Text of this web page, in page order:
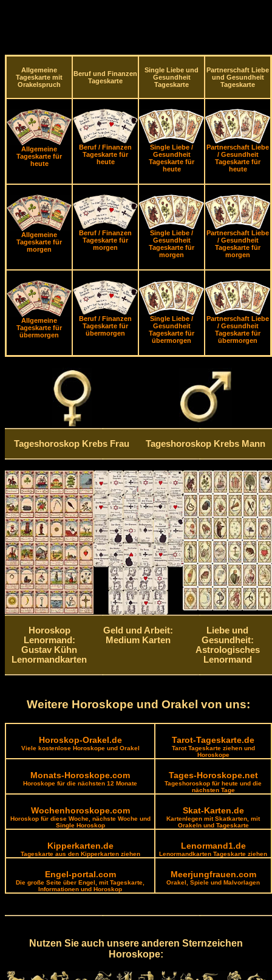
Allgemeine
Tageskarte mit
Orakelspruch
Beruf und Finanzen
Tageskarte
Single Liebe und
Gesundheit
Tageskarte
Partnerschaft Liebe
und Gesundheit
Tageskarte
Allgemeine
Tageskarte für
heute
Beruf / Finanzen
Tageskarte für
heute
Single Liebe /
Gesundheit
Tageskarte für
heute
Partnerschaft Liebe
/ Gesundheit
Tageskarte für
heute
Allgemeine
Tageskarte für
morgen
Beruf / Finanzen
Tageskarte für
morgen
Single Liebe /
Gesundheit
Tageskarte für
morgen
Partnerschaft Liebe
/ Gesundheit
Tageskarte für
morgen
Allgemeine
Tageskarte für
übermorgen
Beruf / Finanzen
Tageskarte für
übermorgen
Single Liebe /
Gesundheit
Tageskarte für
übermorgen
Partnerschaft Liebe
/ Gesundheit
Tageskarte für
übermorgen
Tageshoroskop Krebs Frau Tageshoroskop Krebs Mann
Horoskop
Lenormand:
Gustav Kühn
Lenormandkarten
Geld und Arbeit:
Medium Karten
Liebe und
Gesundheit:
Astrologisches
Lenormand
Weitere Horoskope und Orakel von uns:
Horoskop-Orakel.de
Viele kostenlose Horoskope und Orakel
Tarot-Tageskarte.de
Tarot Tageskarte ziehen und
Horoskope
Monats-Horoskope.com
Horoskope für die nächsten 12 Monate
Tages-Horoskope.net
Tageshoroskop für heute und die
nächsten Tage
Wochenhoroskope.com
Horoskop für diese Woche, nächste Woche und
Single Horoskop
Skat-Karten.de
Kartenlegen mit Skatkarten, mit
Orakeln und Tageskarte
Kipperkarten.de
Tageskarte aus den Kipperkarten ziehen
Lenormand1.de
Lenormandkarten Tageskarte ziehen
Engel-portal.com
Die große Seite über Engel, mit Tageskarte,
Informationen und Horoskop
Meerjungfrauen.com
Orakel, Spiele und Malvorlagen
Nutzen Sie auch unsere anderen Sternzeichen
Horoskope: